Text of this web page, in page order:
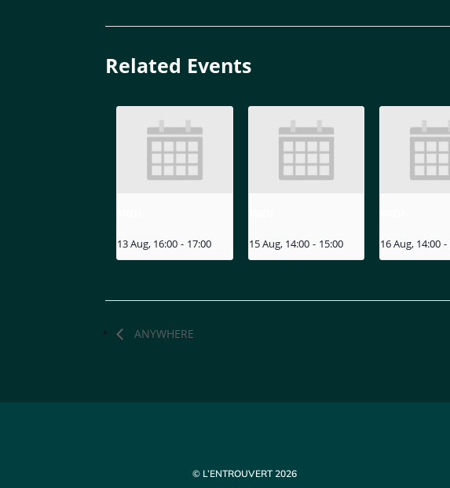
Related Events
13 Aug, 16:00 - 17:00 15 Aug, 14:00 - 15:00 16 Aug, 14:00 -
ANYWHERE
© L’ENTROUVERT 2026